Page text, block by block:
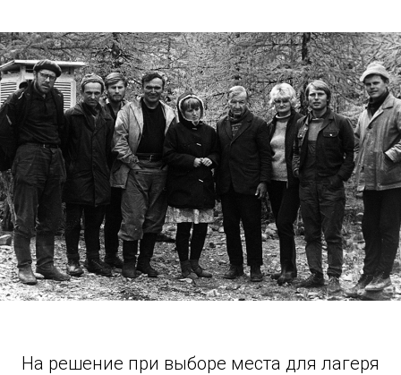
На решение при выборе места для лагеря